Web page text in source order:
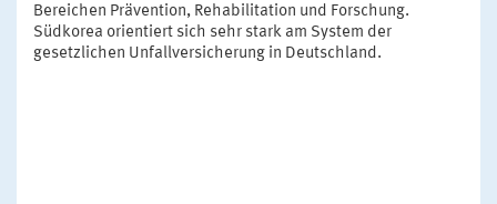
Bereichen Prävention, Rehabilitation und Forschung.
Südkorea orientiert sich sehr stark am System der
gesetzlichen Unfallversicherung in Deutschland.